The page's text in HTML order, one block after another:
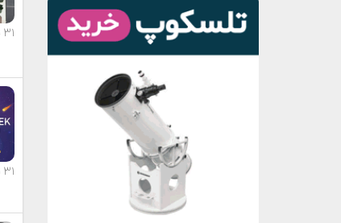
۳۱ شهریور ماه ۱۴۰۳
۳۱ شهریور ماه ۱۴۰۳